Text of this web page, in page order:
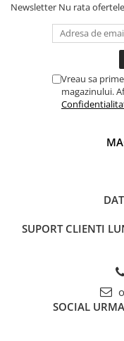
Newsletter Nu rata
Vreau sa
magazinului.
SUPORT CLIENTI
SOCIAL